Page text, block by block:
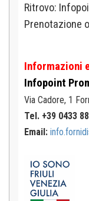
Ritrovo:
Prenotazione
Informazioni
Infopoint
Via Cadore, 1
Tel. +39 0433
Email: